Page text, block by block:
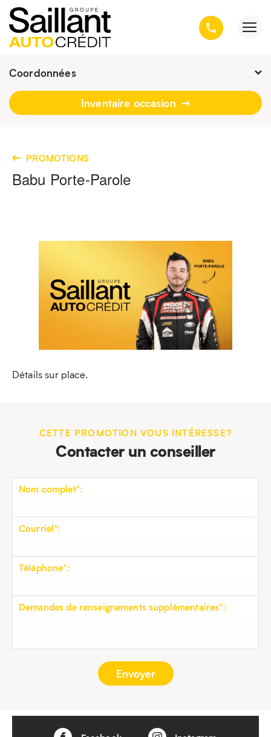
Coordonnées
Présentement ouvert jusqu'à 16h30
Inventaire occasion
PROMOTIONS
Babu Porte-Parole
Détails sur place.
CETTE PROMOTION VOUS INTÉRESSE?
Contacter un conseiller
Nom complet*:
Courriel*:
Téléphone*:
Demandes de renseignements supplémentaires*: